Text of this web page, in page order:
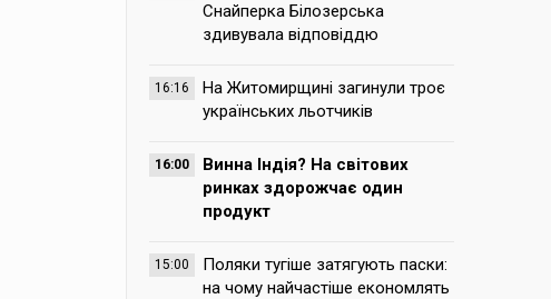
Снайперка Білозерська
здивувала відповіддю
16:16
На Житомирщині загинули троє
українських льотчиків
16:00
Винна Індія? На світових
ринках здорожчає один
продукт
15:00
Поляки тугіше затягують паски:
на чому найчастіше економлять